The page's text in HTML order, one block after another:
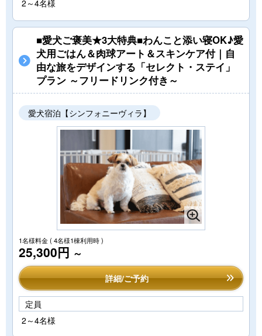
2～4名様
■愛犬ご褒美★3大特典■わんこと添い寝OK♪愛
犬用ごはん＆肉球アート＆スキンケア付｜自
由な旅をデザインする「セレクト・ステイ」
プラン ～フリードリンク付き～
愛犬宿泊【シンフォニーヴィラ】
1名様料金( 4名様1棟利用時 )
25,300円 ～
詳細/ご予約
定員
2～4名様